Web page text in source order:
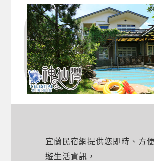
宜蘭民宿網提供您即時、方
遊生活資訊，